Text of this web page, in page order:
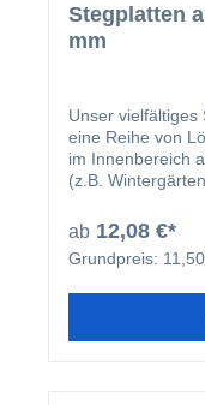
Stegplatten
mm
Unser vielfältiges
eine Reihe von
im Innenbereich
(z.B.
Polycarbonat
Platten, die
verarbeiten, zu
Hagelschauern
ab 12,08 €*
Grundpreis: